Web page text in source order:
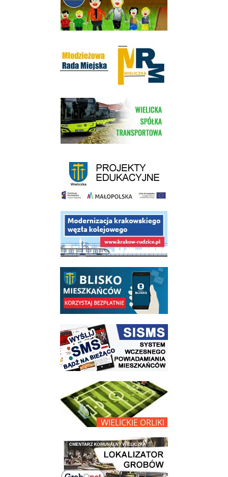
link do strony Wielickiej Spółki Transportowej
link do opisu projektu budowy linii kolejowej Krakow Rudzice
link do opisu aplikacji - BLISKO, Gmina Wieliczka w aplikacji Blisko
link do strony systemu wczesnego ostrzegania mieszkańców SISMS
link do opisu projektu Wielickie Orliki
link do lokalizatora grobów na wielickim cmentarzu - grobnet